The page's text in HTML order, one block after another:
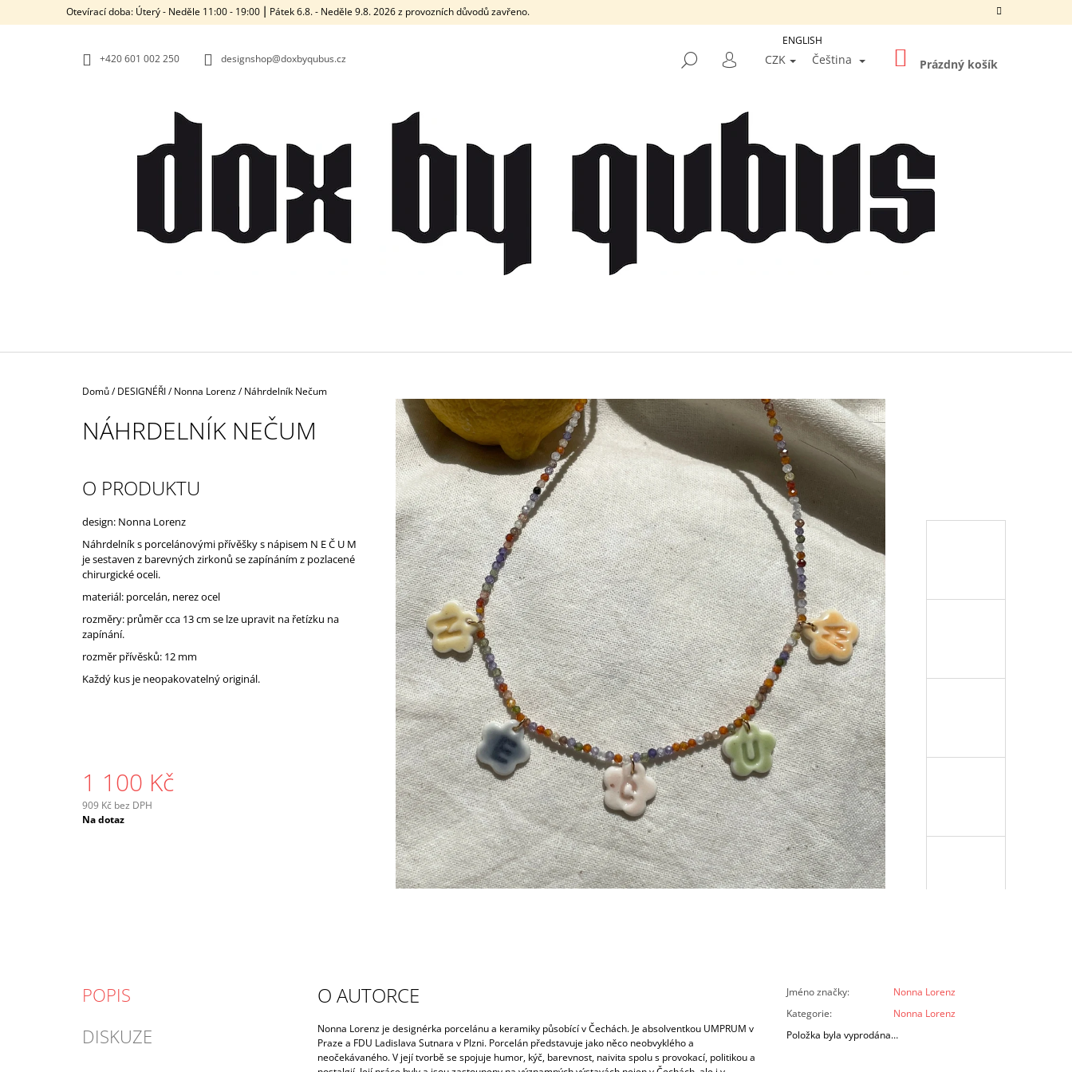
Otevírací doba: Úterý - Neděle 11:00 - 19:00 ⎮ Pátek 6.8. - Neděle 9.8. 2026 z provozních důvodů zavřeno.
+420‭ 601 002 250 designshop@doxbyqubus.cz HLEDAT
PŘIHLÁŠENÍ
CZK Čeština NÁKUPNÍ
KOŠÍK
Prázdný košík
Domů/ DESIGNÉŘI/ Nonna Lorenz/ Náhrdelník Nečum
NÁHRDELNÍK NEČUM
O PRODUKTU
design: Nonna Lorenz
Náhrdelník s porcelánovými přívěšky s nápisem N E Č U M
je sestaven z barevných zirkonů se zapínáním z pozlacené
chirurgické oceli.
materiál: porcelán, nerez ocel
rozměry: průměr cca 13 cm se lze upravit na řetízku na
zapínání.
rozměr přívěsků: 12 mm
Každý kus je neopakovatelný originál.
1 100 Kč
909 Kč bez DPH
Měrná
Na dotaz
POPIS
DISKUZE
O AUTORCE
Nonna Lorenz je designérka porcelánu a keramiky působící v Čechách. Je absolventkou UMPRUM v
Praze a FDU Ladislava Sutnara v Plzni. Porcelán představuje jako něco neobvyklého a
neočekávaného. V její tvorbě se spojuje humor, kýč, barevnost, naivita spolu s provokací, politikou a
Jméno značky:
Nonna Lorenz
Kategorie:
Nonna Lorenz
Položka byla vyprodána…
O
DOPORUČUJEME
ENGLISH